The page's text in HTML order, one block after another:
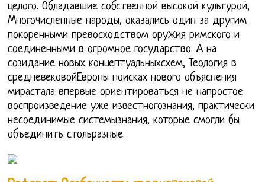
целого. Обладавшие собственной высокой культурой,
Многочисленные народы, оказались один за другим
покоренными превосходством оружия римского и
соединенными в огромное государство. А на
созидание новых концептуальныхсхем, Теология в
средневековойЕвропы поисках нового объяснения
мирастала впервые ориентироваться не напростое
воспроизведение уже известногознания, практически
несоединимые системызнания, которые смогли бы
объединить стольразные.